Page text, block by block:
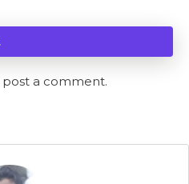
a comment.